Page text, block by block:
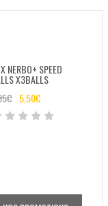
NERBO+ SPEED
X3BALLS
€ 5,50€